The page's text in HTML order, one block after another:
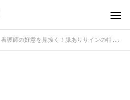
看護師の好意を見抜く！脈ありサインの特徴と行動解説